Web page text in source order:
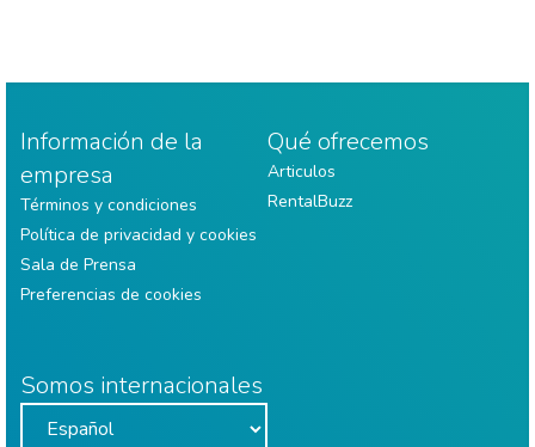
Información de la
empresa
Términos y condiciones
Política de privacidad y cookies
Sala de Prensa
Preferencias de cookies
Qué ofrecemos
Articulos
RentalBuzz
Somos internacionales